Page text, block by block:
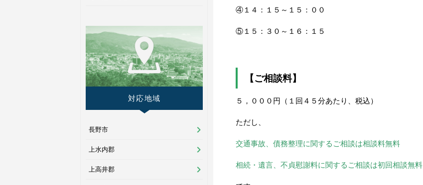
④１４：１５～１５：００
⑤１５：３０～１６：１５
【ご相談料】
５，０００円（１回４５分あたり、税込）
ただし、
交通事故、債務整理に関するご相談は相談料無料
相続・遺言、不貞慰謝料に関するご相談は初回相談無料
対応地域
長野市
上水内郡
上高井郡